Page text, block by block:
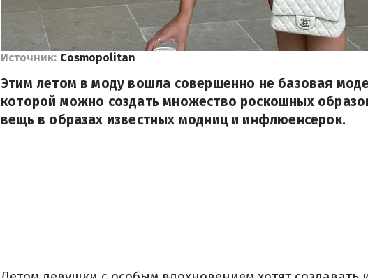
Источник: Cosmopolitan
Этим летом в моду вошла совершенно не базовая
которой можно создать множество роскошных
вещь в образах известных модниц и инфлюенсерок.